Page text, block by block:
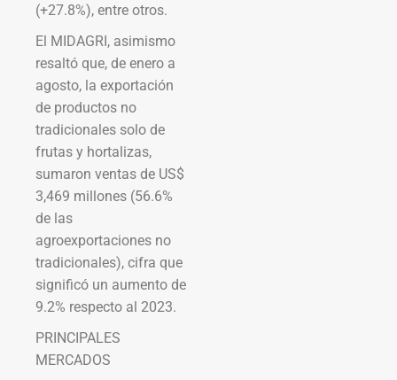
(+27.8%), entre otros.
El MIDAGRI, asimismo
resaltó que, de enero a
agosto, la exportación
de productos no
tradicionales solo de
frutas y hortalizas,
sumaron ventas de US$
3,469 millones (56.6%
de las
agroexportaciones no
tradicionales), cifra que
significó un aumento de
9.2% respecto al 2023.
PRINCIPALES
MERCADOS